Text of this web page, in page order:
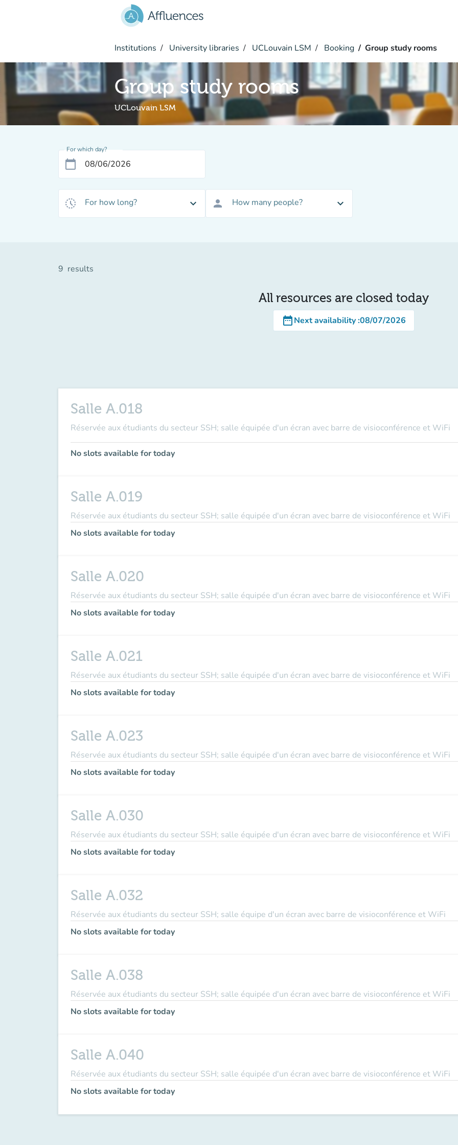
Institutions University libraries UCLouvain LSM Booking Group study rooms
Group study rooms
UCLouvain LSM
For which day?
calendar_today
history_toggle_off For how long? expand_more person How many people? expand_more
9 results
All resources are closed today
date_rangeNext availability:08/07/2026
Salle A.018
Réservée aux étudiants du secteur SSH; salle équipée d'un écran avec barre de visioconférence et WiFi
No slots available for today
Salle A.019
Réservée aux étudiants du secteur SSH; salle équipée d'un écran avec barre de visioconférence et WiFi
No slots available for today
Salle A.020
Réservée aux étudiants du secteur SSH; salle équipée d'un écran avec barre de visioconférence et WiFi
No slots available for today
Salle A.021
Réservée aux étudiants du secteur SSH; salle équipée d'un écran avec barre de visioconférence et WiFi
No slots available for today
Salle A.023
Réservée aux étudiants du secteur SSH; salle équipée d'un écran avec barre de visioconférence et WiFi
No slots available for today
Salle A.030
Réservée aux étudiants du secteur SSH; salle équipée d'un écran avec barre de visioconférence et WiFi
No slots available for today
Salle A.032
Réservée aux étudiants du secteur SSH; salle équipe d'un écran avec barre de visioconférence et WiFi
No slots available for today
Salle A.038
Réservée aux étudiants du secteur SSH; salle équipée d'un écran avec barre de visioconférence et WiFi
No slots available for today
Salle A.040
Réservée aux étudiants du secteur SSH; salle équipée d'un écran avec barre de visioconférence et WiFi
No slots available for today